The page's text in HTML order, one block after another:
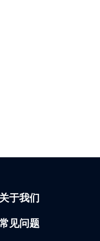
关于我们
见问题